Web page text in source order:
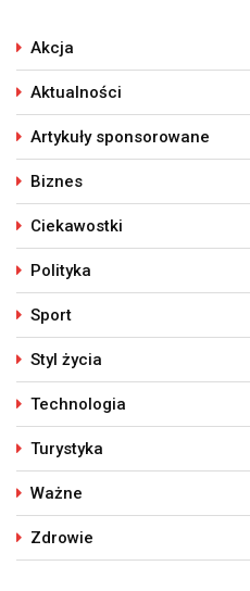
Akcja
Aktualności
Artykuły sponsorowane
Biznes
Ciekawostki
Polityka
Sport
Styl życia
Technologia
Turystyka
Ważne
Zdrowie